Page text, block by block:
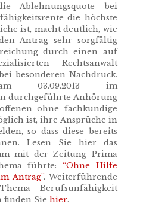
Ablehnungsquote bei
die höchste
ist, macht deutlich, wie
Antrag sehr sorgfältig
durch einen auf
Rechtsanwalt
besonderen Nachdruck.
03.09.2013 im
durchgeführte Anhörung
ohne fachkundige
ist, ihre Ansprüche in
so dass diese bereits
Lesen Sie hier das
mit der Zeitung Prima
führte:“Ohne Hilfe
Antrag”. Weiterführende
Berufsunfähigkeit
finden Sie hier.